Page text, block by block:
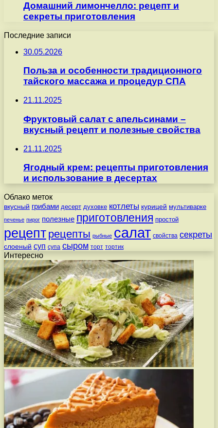
Домашний лимончелло: рецепт и
секреты приготовления
Последние записи
30.05.2026
Польза и особенности традиционного
тайского массажа и процедур СПА
21.11.2025
Фруктовый салат с апельсинами –
вкусный рецепт и полезные свойства
21.11.2025
Ягодный крем: рецепты приготовления
и использование в десертах
Облако меток
вкусный грибами десерт духовке котлеты курицей мультиварке
печенье пирог полезные приготовления простой
рецепт рецепты рыбные салат свойства секреты
слоеный суп супа сыром торт тортик
Интересно